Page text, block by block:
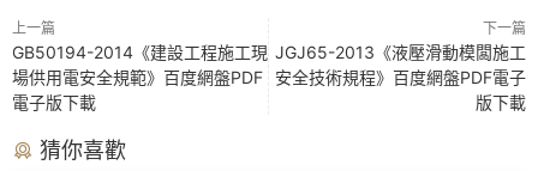
上一篇
GB50194-2014《建設工程施工現
場供用電安全規範》百度網盤PDF
電子版下載
下一篇
JGJ65-2013《液壓滑動模闆施工
安全技術規程》百度網盤PDF電子
版下載
猜你喜歡